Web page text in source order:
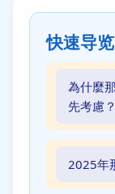
快速导览
為什麼
先考慮？
2025年